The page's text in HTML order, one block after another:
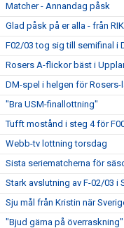
Matcher - Annandag påsk
Glad påsk på er alla - från
F02/03 tog sig till semifinal i
Rosers A-flickor bäst i
DM-spel i helgen för Rosers-
"Bra USM-finallottning"
Tufft mostånd i steg 4 för
Webb-tv lottning torsdag
Sista seriematcherna för
Stark avslutning av F-02/03 i
Sju mål från Kristin när
"Bjud gärna på överraskning"